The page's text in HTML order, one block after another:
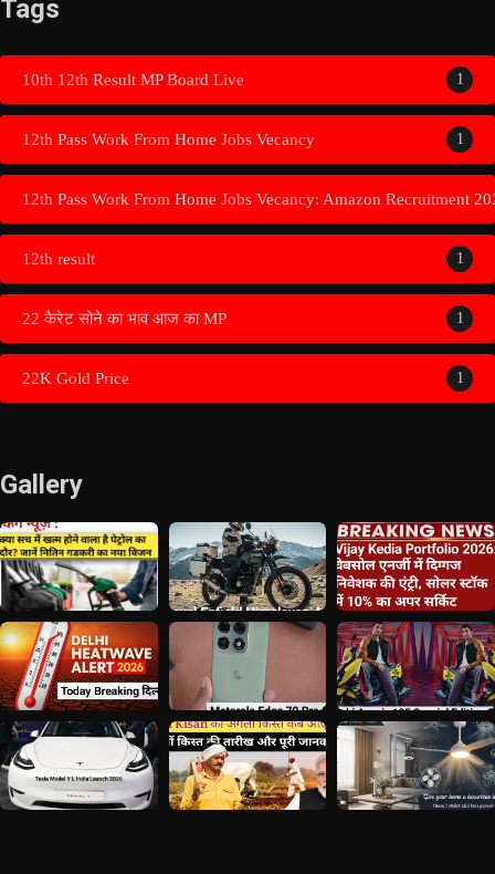
Tags
10th 12th Result MP Board Live 1
12th Pass Work From Home Jobs Vecancy 1
12th Pass Work From Home Jobs Vecancy: Amazon Recruitment
12th result 1
22 कैरेट सोने का भाव आज का MP 1
22K Gold Price 1
Gallery